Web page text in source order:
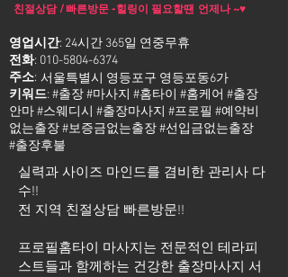
친절상담 / 빠른방문 -힐링이 필요할땐 언제나 ~♥
영업시간: 24시간 365일 연중무휴
전화: 010-5804-6374
주소:
키워드: #출장 #마사지 #홈타이 #홈케어 #출장
안마 #스웨디시 #출장마사지 #프로필 #예약비
없는출장 #보증금없는출장 #선입금없는출장
#출장후불
서울특별시 영등포구 영등포동6가
실력과 사이즈 마인드를 겸비한 관리사 다
수!!
전 지역 친절상담 빠른방문!!
프로필홈타이 마사지는 전문적인 테라피
스트들과 함께하는 건강한 출장마사지 서